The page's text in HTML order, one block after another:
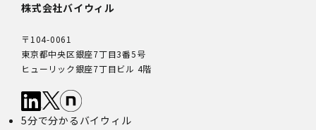
株式会社バイウィル
〒104-0061
東京都中央区銀座7丁目3番5号
ヒューリック銀座7丁目ビル 4階
5分で分かるバイウィル